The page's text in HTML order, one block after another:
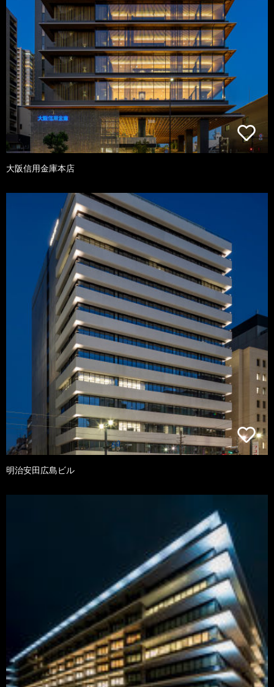
大阪信用金庫本店
明治安田広島ビル